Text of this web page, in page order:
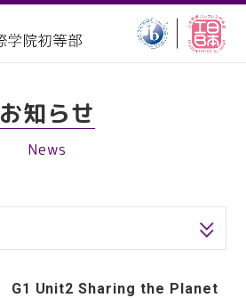
お知らせ
News
G1 Unit2 Sharing the Planet